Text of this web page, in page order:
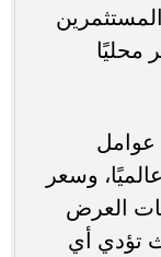
محليًا
عوامل
وسعر
العرض
تؤدي أي